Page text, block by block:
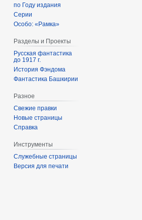
по Году издания
Серии
Особо: «Рамка»
Разделы и Проекты
Русская фантастика
до 1917 г.
История Фэндома
Фантастика Башкирии
Разное
Свежие правки
Новые страницы
Справка
Инструменты
Служебные страницы
Версия для печати